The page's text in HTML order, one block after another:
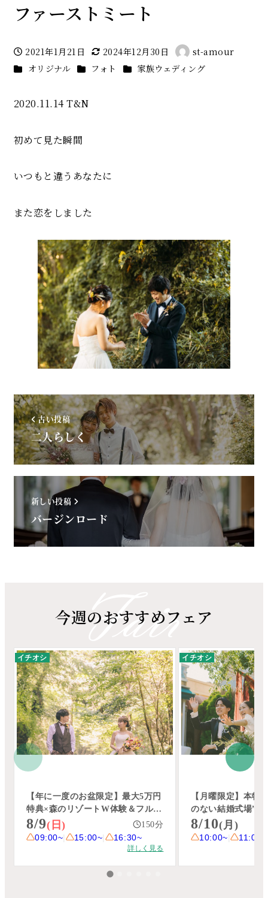
ファーストミート
投稿日
2021年1月21日
更新日
2024年12月30日
著
者
st-amour
カテゴリー
オリジナル カテゴリー
フォト カテゴリー
家族ウェディング
2020.11.14 T&N
初めて見た瞬間
いつもと違うあなたに
また恋をしました
古い投稿
二人らしく
新しい投稿
バージンロード
今週のおすすめフェア